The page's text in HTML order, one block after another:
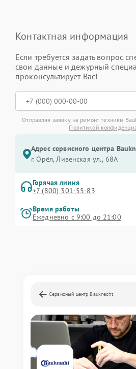
Контактная информация
Если требуется задать вопрос
свои данные и дежурный
проконсультирует Вас!
Отправляя заявку на ремонт техники
Политикой
Адрес сервисного центра
г. Орёл, Ливенская ул., 68А
Горячая линия
+7 (800) 301-55-83
Время работы
Ежедневно с 9:00 до 21:00
Сервисный центр Bauknecht